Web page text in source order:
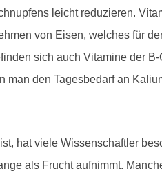
leicht reduzieren.
von Eisen, welches für
sich auch Vitamine der
den Tagesbedarf an
hat viele Wissenschaftler
als Frucht aufnimmt.